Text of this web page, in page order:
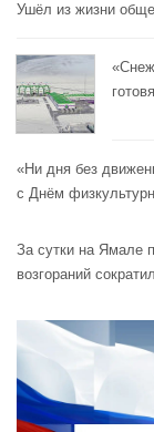
Ушёл из жизни
«Ни дня без
с Днём
За сутки на Ямале
возгораний